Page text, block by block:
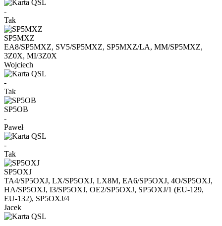
-
Tak
SP5MXZ
EA8/SP5MXZ, SV5/SP5MXZ, SP5MXZ/LA, MM/SP5MXZ,
3Z0X, MI/3Z0X
Wojciech
-
Tak
SP5OB
-
Paweł
-
Tak
SP5OXJ
TA4/SP5OXJ, LX/SP5OXJ, LX8M, EA6/SP5OXJ, 4O/SP5OXJ,
HA/SP5OXJ, I3/SP5OXJ, OE2/SP5OXJ, SP5OXJ/1 (EU-129,
EU-132), SP5OXJ/4
Jacek